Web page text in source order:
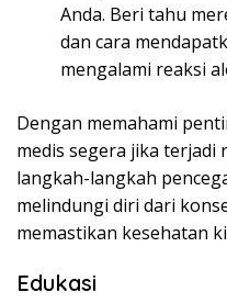
Anda. Beri tahu
dan cara
mengalami reaksi
Dengan memahami
medis segera jika terjadi
langkah-langkah
melindungi diri dari
memastikan kesehatan
Edukasi